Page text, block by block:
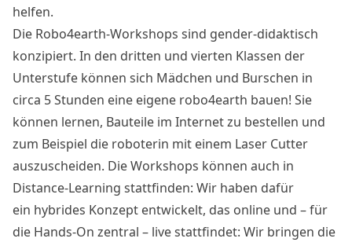
helfen.
Die Robo4earth-Workshops sind gender-didaktisch
konzipiert. In den dritten und vierten Klassen der
Unterstufe können sich Mädchen und Burschen in
circa 5 Stunden eine eigene robo4earth bauen! Sie
können lernen, Bauteile im Internet zu bestellen und
zum Beispiel die roboterin mit einem Laser Cutter
auszuscheiden. Die Workshops können auch in
Distance-Learning stattfinden: Wir haben dafür
ein hybrides Konzept entwickelt, das online und – für
die Hands-On zentral – live stattfindet: Wir bringen die